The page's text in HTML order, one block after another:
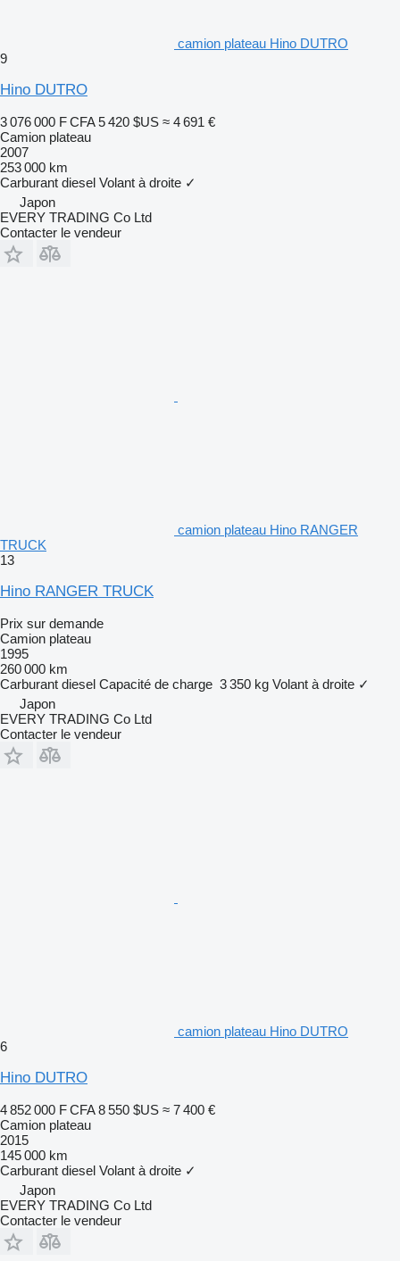
camion plateau Hino DUTRO
9
Hino DUTRO
3 076 000 F CFA 5 420 $US ≈ 4 691 €
Camion plateau
2007
253 000 km
Carburant diesel Volant à droite ✓
Japon
EVERY TRADING Co Ltd
Contacter le vendeur
camion plateau Hino RANGER
TRUCK
13
Hino RANGER TRUCK
Prix sur demande
Camion plateau
1995
260 000 km
Carburant diesel Capacité de charge 3 350 kg Volant à droite ✓
Japon
EVERY TRADING Co Ltd
Contacter le vendeur
camion plateau Hino DUTRO
6
Hino DUTRO
4 852 000 F CFA 8 550 $US ≈ 7 400 €
Camion plateau
2015
145 000 km
Carburant diesel Volant à droite ✓
Japon
EVERY TRADING Co Ltd
Contacter le vendeur